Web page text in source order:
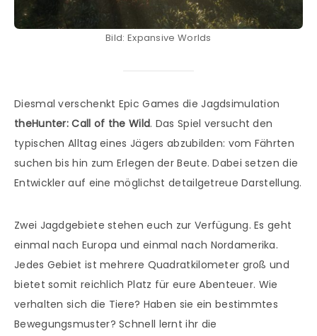
Bild: Expansive Worlds
Diesmal verschenkt Epic Games die Jagdsimulation
theHunter: Call of the Wild. Das Spiel versucht den
typischen Alltag eines Jägers abzubilden: vom Fährten
suchen bis hin zum Erlegen der Beute. Dabei setzen die
Entwickler auf eine möglichst detailgetreue Darstellung.
Zwei Jagdgebiete stehen euch zur Verfügung. Es geht
einmal nach Europa und einmal nach Nordamerika.
Jedes Gebiet ist mehrere Quadratkilometer groß und
bietet somit reichlich Platz für eure Abenteuer. Wie
verhalten sich die Tiere? Haben sie ein bestimmtes
Bewegungsmuster? Schnell lernt ihr die